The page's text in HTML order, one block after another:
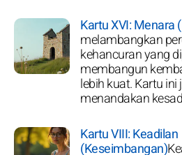
Kartu XVI: Menara
melambangkan
kehancuran yang
membangun
lebih kuat. Kartu
menandakan
Kartu VIII: Keadilan
(Keseimbangan)